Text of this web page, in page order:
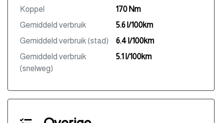
Koppel
170 Nm
Gemiddeld verbruik
5.6 l/100km
Gemiddeld verbruik (stad)
6.4 l/100km
Gemiddeld verbruik
(snelweg)
5.1 l/100km